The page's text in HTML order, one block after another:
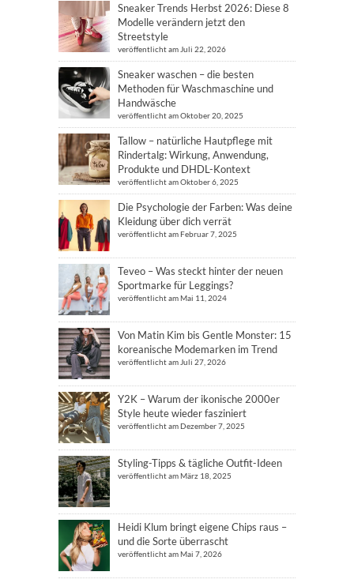
Sneaker Trends Herbst 2026: Diese 8
Modelle verändern jetzt den
Streetstyle
veröffentlicht am Juli 22, 2026
Sneaker waschen – die besten
Methoden für Waschmaschine und
Handwäsche
veröffentlicht am Oktober 20, 2025
Tallow – natürliche Hautpflege mit
Rindertalg: Wirkung, Anwendung,
Produkte und DHDL-Kontext
veröffentlicht am Oktober 6, 2025
Die Psychologie der Farben: Was deine
Kleidung über dich verrät
veröffentlicht am Februar 7, 2025
Teveo – Was steckt hinter der neuen
Sportmarke für Leggings?
veröffentlicht am Mai 11, 2024
Von Matin Kim bis Gentle Monster: 15
koreanische Modemarken im Trend
veröffentlicht am Juli 27, 2026
Y2K – Warum der ikonische 2000er
Style heute wieder fasziniert
veröffentlicht am Dezember 7, 2025
Styling-Tipps & tägliche Outfit-Ideen
veröffentlicht am März 18, 2025
Heidi Klum bringt eigene Chips raus –
und die Sorte überrascht
veröffentlicht am Mai 7, 2026